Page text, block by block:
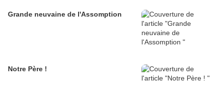
Grande neuvaine de l'Assomption
Notre Père !